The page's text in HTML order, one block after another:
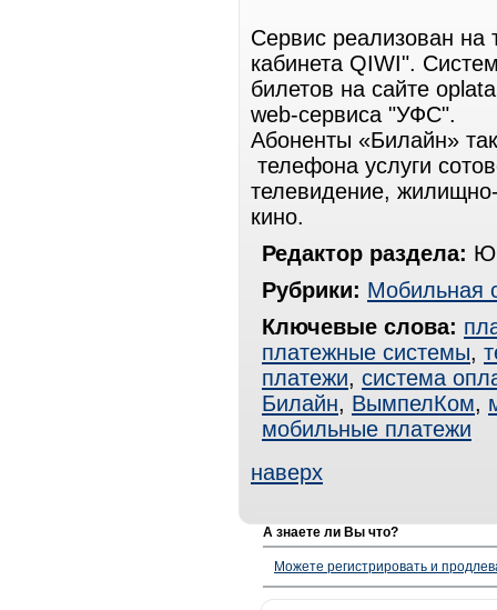
Сервис реализован на
кабинета QIWI".
билетов на сайте
web-сервиса "УФС".
Абоненты «Билайн»
телефона услуги
телевидение,
кино.
Редактор раздела:
Рубрики: Мобильная
Ключевые слова:
платежные системы,
платежи, система
Билайн, ВымпелКом,
мобильные платежи
наверх
А знаете ли Вы что?
Можете регистрировать и